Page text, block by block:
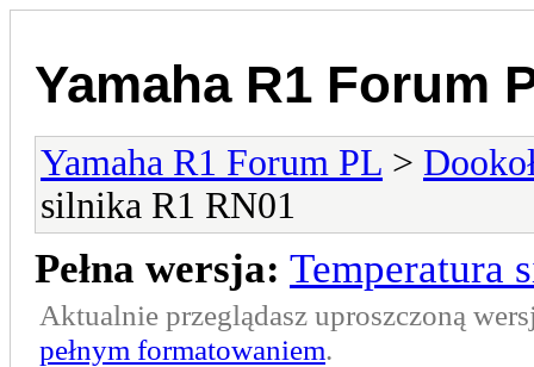
Yamaha R1 Forum
Yamaha R1 Forum PL >
silnika R1 RN01
Pełna wersja: Temperatura
Aktualnie przeglądasz uproszczoną
pełnym formatowaniem.